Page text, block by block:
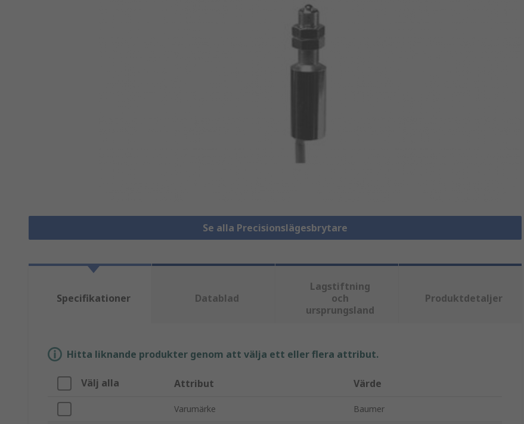
Se alla Precisionslägesbrytare
Specifikationer Datablad
Lagstiftning
och
ursprungsland
Produktdetaljer
Hitta liknande produkter genom att välja ett eller flera attribut.
Välj alla Attribut Värde
Varumärke Baumer